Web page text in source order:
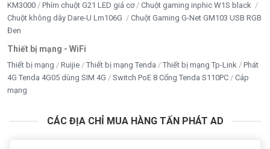
KM3000
Phím chuột G21 LED giả cơ
Chuột gaming inphic W1S black
Chuột không dây Dare-U Lm106G
Chuột Gaming G-Net GM103 USB RGB
Đen
Thiết bị mạng - WiFi
Thiết bị mạng Ruijie Thiết bị mạng Tenda Thiết bị mạng Tp-Link
Phát
4G Tenda 4G05 dùng SIM 4G
Switch PoE 8 Cổng Tenda S110PC
Cáp
mạng
CÁC ĐỊA CHỈ MUA HÀNG TẤN PHÁT AD